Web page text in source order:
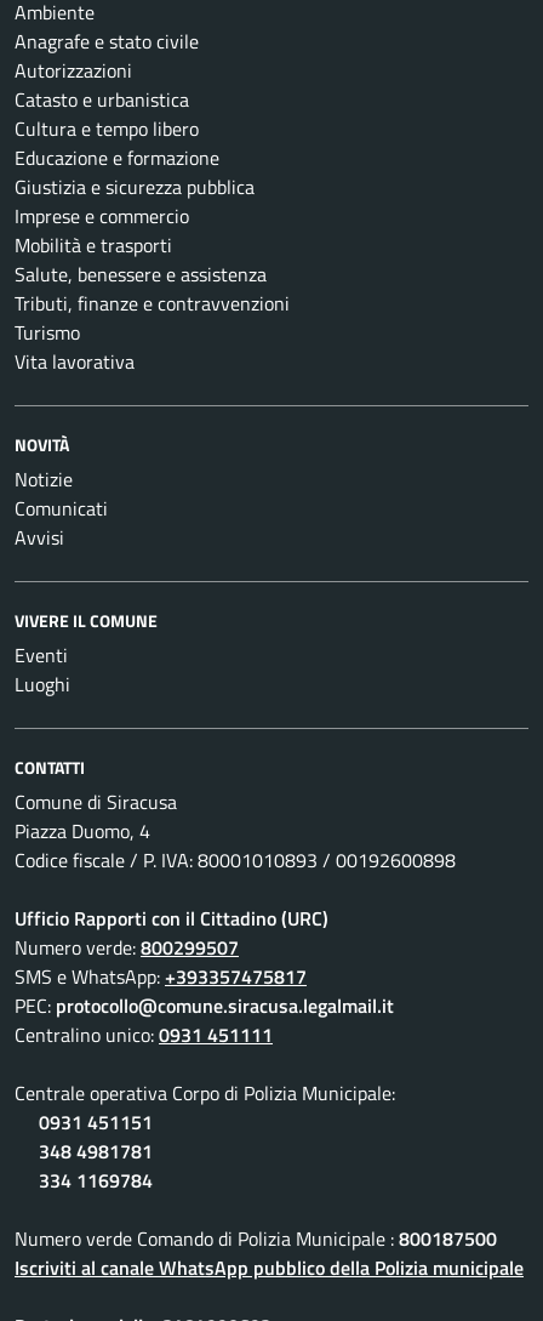
Ambiente
Anagrafe e stato civile
Autorizzazioni
Catasto e urbanistica
Cultura e tempo libero
Educazione e formazione
Giustizia e sicurezza pubblica
Imprese e commercio
Mobilità e trasporti
Salute, benessere e assistenza
Tributi, finanze e contravvenzioni
Turismo
Vita lavorativa
NOVITÀ
Notizie
Comunicati
Avvisi
VIVERE IL COMUNE
Eventi
Luoghi
CONTATTI
Comune di Siracusa
Piazza Duomo, 4
Codice fiscale / P. IVA: 80001010893 / 00192600898
Ufficio Rapporti con il Cittadino (URC)
Numero verde:800299507
SMS e WhatsApp:+393357475817
PEC: protocollo@comune.siracusa.legalmail.it
Centralino unico:0931 451111
Centrale operativa Corpo di Polizia Municipale:
0931 451151
348 4981781
334 1169784
Numero verde Comando di Polizia Municipale :800187500
Iscriviti al canale WhatsApp pubblico della Polizia municipale